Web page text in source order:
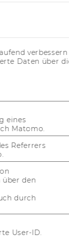
Daten über
eines
Matomo.
Referrers
den
durch
User-ID.